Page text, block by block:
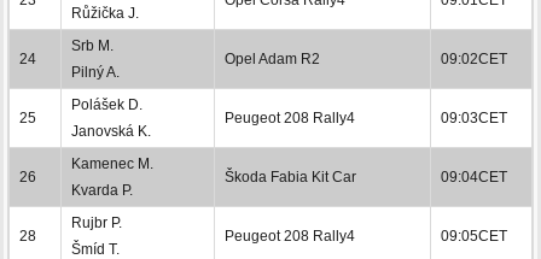
Růžička J.
24
Srb M.
Pilný A.
Opel Adam R2 09:02CET
25
Polášek D.
Janovská K.
Peugeot 208 Rally4 09:03CET
26
Kamenec M.
Kvarda P.
Škoda Fabia Kit Car 09:04CET
28
Rujbr P.
Šmíd T.
Peugeot 208 Rally4 09:05CET